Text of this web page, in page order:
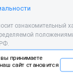
ознакомительный
обслуживании и
представителем.
после истечения
принимаете
сайт становится